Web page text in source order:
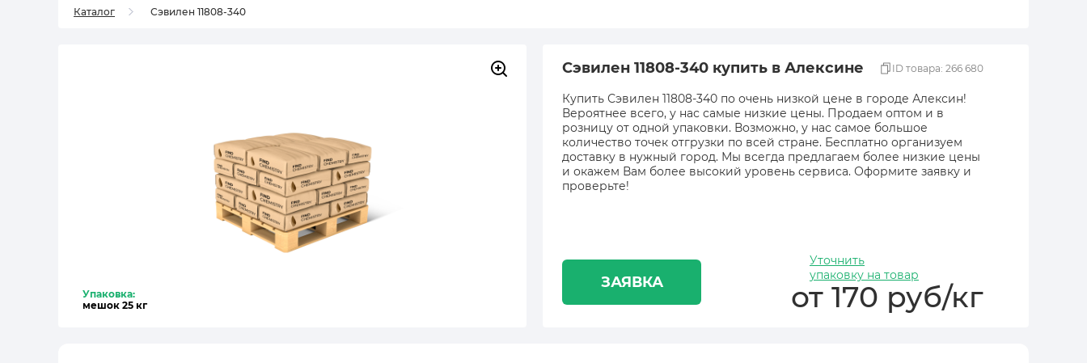
Каталог Сэвилен 11808-340
Упаковка:
мешок 25 кг
Сэвилен 11808-340 купить в Алексине ID товара: 266 680
Купить Сэвилен 11808-340 по очень низкой цене в городе Алексин!
Вероятнее всего, у нас самые низкие цены. Продаем оптом и в
розницу от одной упаковки. Возможно, у нас самое большое
количество точек отгрузки по всей стране. Бесплатно организуем
доставку в нужный город. Мы всегда предлагаем более низкие цены
и окажем Вам более высокий уровень сервиса. Оформите заявку и
проверьте!
ЗАЯВКА
Уточнить
упаковку на товар
от 170 руб/кг